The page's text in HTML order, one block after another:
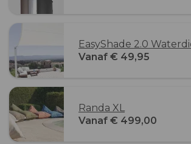
EasyShade 2.0
Vanaf € 49,95
Randa XL
Vanaf € 499,00